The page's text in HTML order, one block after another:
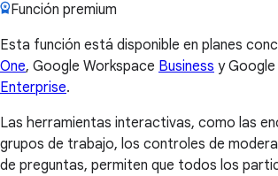
Función premium
Esta función está disponible en planes
One, Google Workspace Business y
Enterprise.
Las herramientas interactivas, como las
grupos de trabajo, los controles de
de preguntas, permiten que todos los